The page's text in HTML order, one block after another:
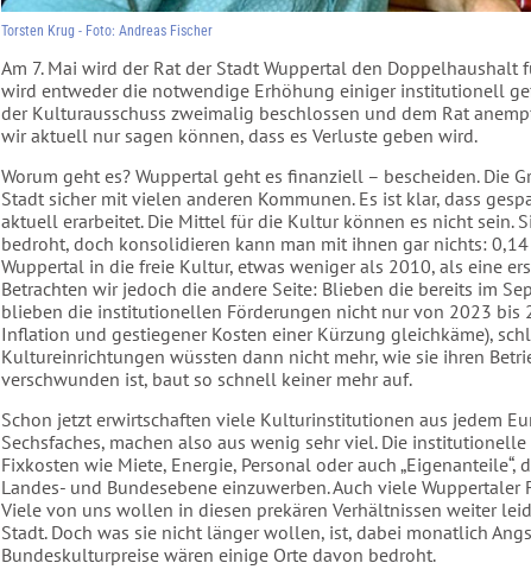
Torsten Krug - Foto: Andreas Fischer
Am 7. Mai wird der Rat der Stadt Wuppertal den
wird entweder die notwendige Erhöhung einiger institutionell
der Kulturausschuss zweimalig beschlossen und dem Rat
wir aktuell nur sagen können, dass es Verluste geben wird.
Worum geht es? Wuppertal geht es finanziell – bescheiden. Die
Stadt sicher mit vielen anderen Kommunen. Es ist klar, dass
aktuell erarbeitet. Die Mittel für die Kultur können es nicht sein.
bedroht, doch konsolidieren kann man mit ihnen gar nichts:
Wuppertal in die freie Kultur, etwas weniger als 2010, als eine
Betrachten wir jedoch die andere Seite: Blieben die bereits im
blieben die institutionellen Förderungen nicht nur von 2023 bis
Inflation und gestiegener Kosten einer Kürzung gleichkäme),
Kultureinrichtungen wüssten dann nicht mehr, wie sie ihren
verschwunden ist, baut so schnell keiner mehr auf.
Schon jetzt erwirtschaften viele Kulturinstitutionen aus jedem
Sechsfaches, machen also aus wenig sehr viel. Die
Fixkosten wie Miete, Energie, Personal oder auch
Landes- und Bundesebene einzuwerben. Auch viele
Viele von uns wollen in diesen prekären Verhältnissen weiter
Stadt. Doch was sie nicht länger wollen, ist, dabei monatlich
Bundeskulturpreise wären einige Orte davon bedroht.